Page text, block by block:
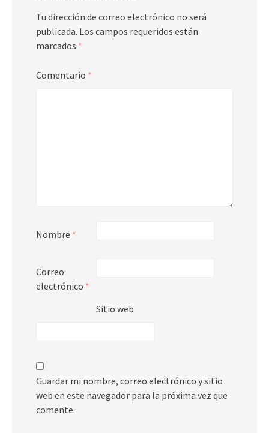
Tu dirección de correo electrónico no será
publicada. Los campos requeridos están
marcados *
Comentario *
Nombre *
Correo
electrónico *
Sitio web
Guardar mi nombre, correo electrónico y sitio
web en este navegador para la próxima vez que
comente.